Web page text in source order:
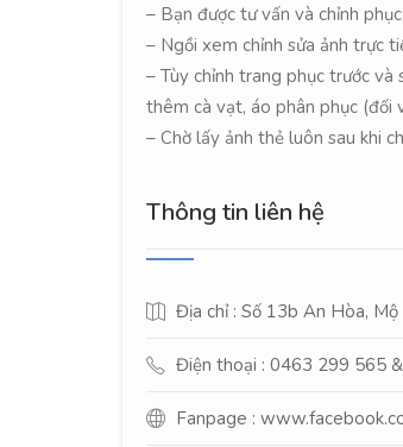
– Bạn được tư vấn và chỉnh
– Ngồi xem chỉnh sửa ảnh trực
– Tùy chỉnh trang phục trước
thêm cà vạt, áo phân phục (đối
– Chờ lấy ảnh thẻ luôn sau khi
Thông tin liên hệ
Địa chỉ : Số 13b An Hòa,
Điện thoại : 0463 299 565
Fanpage :